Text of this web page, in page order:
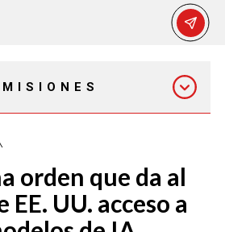
EMISIÓN 12:30 PM
orden que da al
UU. acceso a